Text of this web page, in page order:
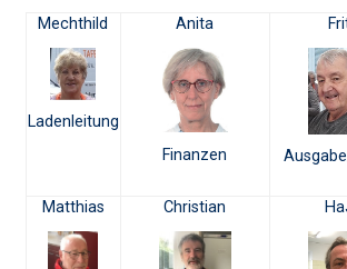
Mechthild
Ladenleitung
Anita
Finanzen
Matthias Christian